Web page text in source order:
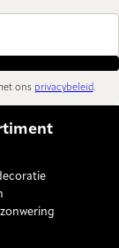
ons privacybeleid.